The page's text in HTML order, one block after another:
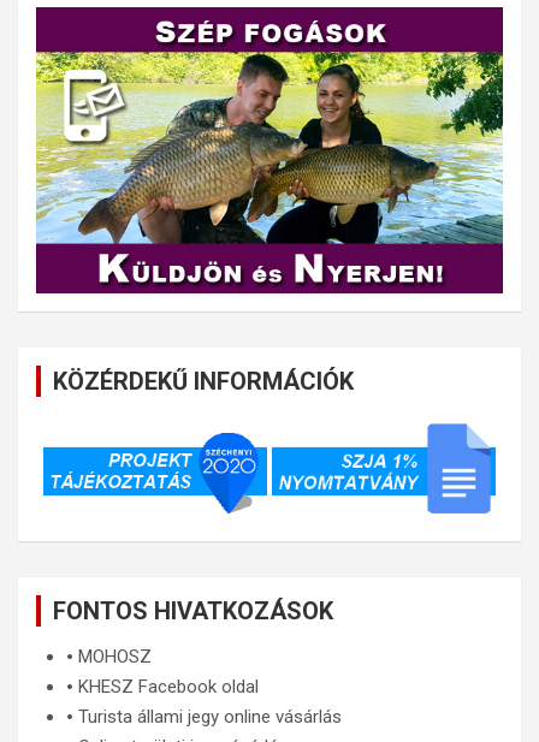
KÖZÉRDEKŰ INFORMÁCIÓK
FONTOS HIVATKOZÁSOK
🞄 MOHOSZ
🞄 KHESZ Facebook oldal
🞄 Turista állami jegy online vásárlás